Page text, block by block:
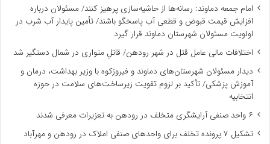
امام جمعه دماوند: رسانه‌ها از حاشیه‌سازی پرهیز کنند/ مسئولان درباره
افزایش قیمت قبوض و قطعی آب پاسخگو باشند/ تأمین پایدار آب شرب در
اولویت مسئولان شهرستان دماوند قرار گیرد
اختلافات مالی عامل قتل در شهر رودهن/ قاتلِ متواری در شمال دستگیر شد
دیدار مسئولان شهرستان‌های دماوند و فیروزکوه با وزیر بهداشت، درمان و
آموزش پزشکی/ تأکید بر لزوم تقویت زیرساخت‌های سلامت در حوزه
انتخابیه
۶ واحد صنفی آرایشگری متخلف در رودهن به تعزیرات معرفی شدند
تشکیل ۷ پرونده تخلف برای واحدهای صنفی املاک در رودهن و مهرآباد